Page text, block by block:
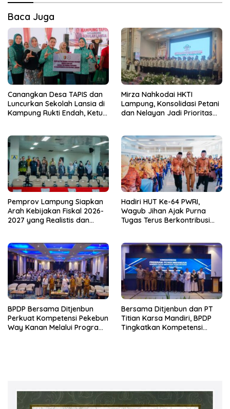
Baca Juga
Canangkan Desa TAPIS dan
Luncurkan Sekolah Lansia di
Kampung Rukti Endah, Ketua
dari Desa
Mirza Nahkodai HKTI
Lampung, Konsolidasi Petani
dan Nelayan Jadi Prioritas
Pemprov Lampung Siapkan
Arah Kebijakan Fiskal 2026-
2027 yang Realistis dan
Hadiri HUT Ke-64 PWRI,
Wagub Jihan Ajak Purna
Tugas Terus Berkontribusi
BPDP Bersama Ditjenbun
Perkuat Kompetensi Pekebun
Way Kanan Melalui Program
Bersama Ditjenbun dan PT
Titian Karsa Mandiri, BPDP
Tingkatkan Kompetensi